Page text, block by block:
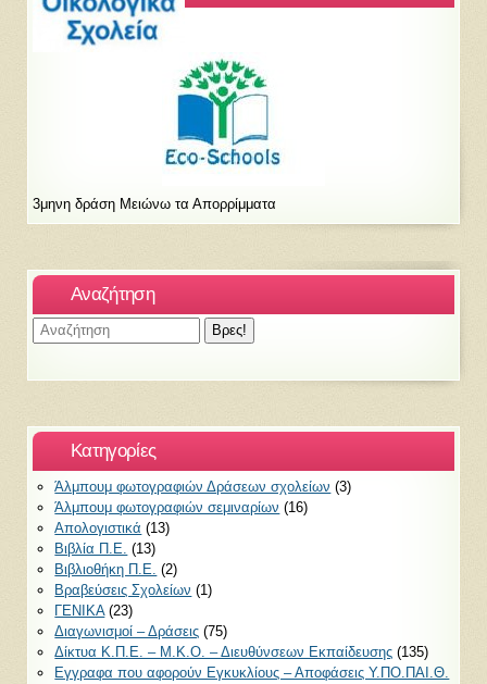
3μηνη δράση Μειώνω τα Απορρίμματα
Αναζήτηση
Kατηγορίες
Άλμπουμ φωτογραφιών Δράσεων σχολείων (3)
Άλμπουμ φωτογραφιών σεμιναρίων (16)
Απολογιστικά (13)
Βιβλία Π.Ε. (13)
Βιβλιοθήκη Π.Ε. (2)
Βραβεύσεις Σχολείων (1)
ΓΕΝΙΚΑ(23)
Διαγωνισμοί – Δράσεις (75)
Δίκτυα Κ.Π.Ε. – Μ.Κ.Ο. – Διευθύνσεων Εκπαίδευσης (135)
Εγγραφα που αφορούν Εγκυκλίους – Αποφάσεις Υ.ΠΟ.ΠΑΙ.Θ.